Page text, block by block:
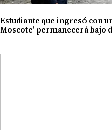
Estudiante que ingresó con
Moscote' permanecerá bajo